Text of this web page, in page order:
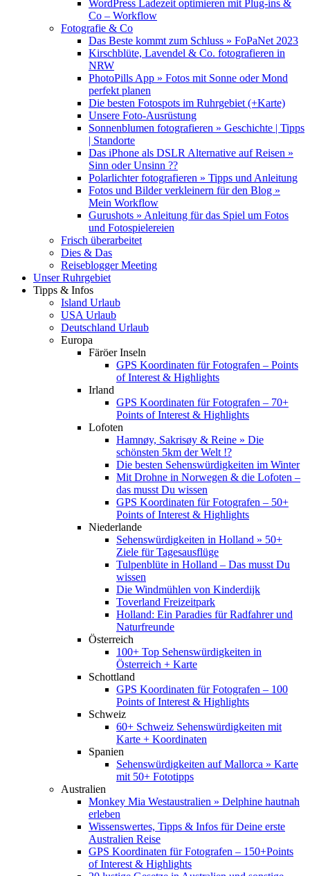
WordPress Ladezeit optimieren mit Plug-ins &
Co – Workflow
Fotografie & Co
Das Beste kommt zum Schluss » FoPaNet 2023
Kirschblüte, Lavendel & Co. fotografieren in
NRW
PhotoPills App » Fotos mit Sonne oder Mond
perfekt planen
Die besten Fotospots im Ruhrgebiet (+Karte)
Unsere Foto-Ausrüstung
Sonnenblumen fotografieren » Geschichte | Tipps
| Standorte
Das iPhone als DSLR Alternative auf Reisen »
Sinn oder Unsinn ??
Polarlichter fotografieren » Tipps und Anleitung
Fotos und Bilder verkleinern für den Blog »
Mein Workflow
Gurushots » Anleitung für das Spiel um Fotos
und Fotospielereien
Frisch überarbeitet
Dies & Das
Reiseblogger Meeting
Unser Ruhrgebiet
Tipps & Infos
Island Urlaub
USA Urlaub
Deutschland Urlaub
Europa
Färöer Inseln
GPS Koordinaten für Fotografen – Points
of Interest & Highlights
Irland
GPS Koordinaten für Fotografen – 70+
Points of Interest & Highlights
Lofoten
Hamnøy, Sakrisøy & Reine » Die
schönsten 5km der Welt !?
Die besten Sehenswürdigkeiten im Winter
Mit Drohne in Norwegen & die Lofoten –
das musst Du wissen
GPS Koordinaten für Fotografen – 50+
Points of Interest & Highlights
Niederlande
Sehenswürdigkeiten in Holland » 50+
Ziele für Tagesausflüge
Tulpenblüte in Holland – Das musst Du
wissen
Die Windmühlen von Kinderdijk
Toverland Freizeitpark
Holland: Ein Paradies für Radfahrer und
Naturfreunde
Österreich
100+ Top Sehenswürdigkeiten in
Österreich + Karte
Schottland
GPS Koordinaten für Fotografen – 100
Points of Interest & Highlights
Schweiz
60+ Schweiz Sehenswürdigkeiten mit
Karte + Koordinaten
Spanien
Sehenswürdigkeiten auf Mallorca » Karte
mit 50+ Fototipps
Australien
Monkey Mia Westaustralien » Delphine hautnah
erleben
Wissenswertes, Tipps & Infos für Deine erste
Australien Reise
GPS Koordinaten für Fotografen – 150+Points
of Interest & Highlights